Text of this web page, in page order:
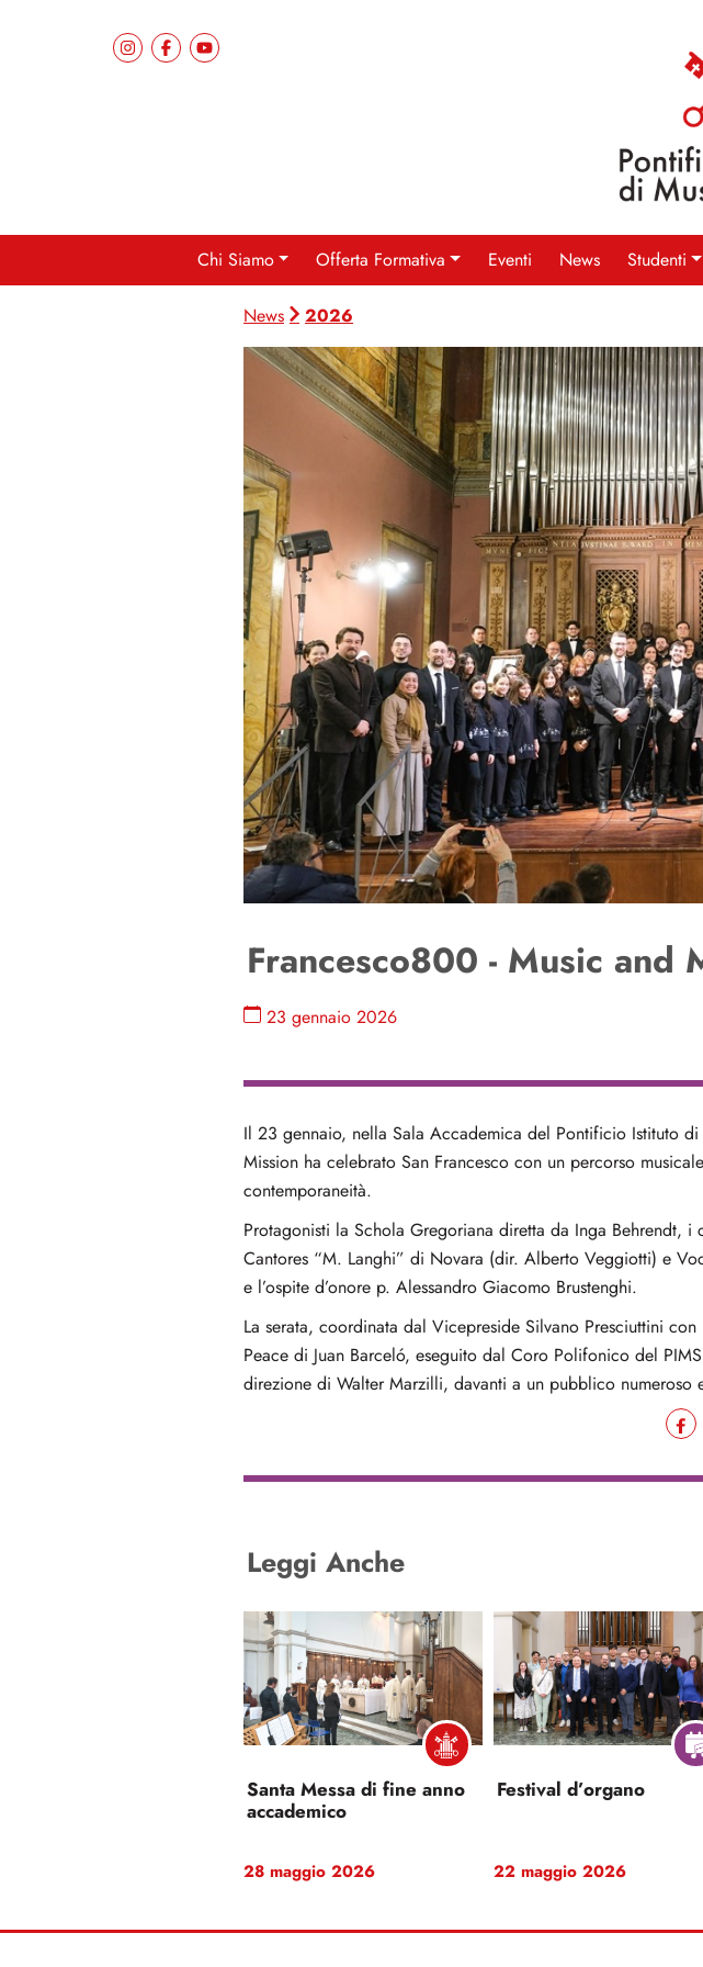
Chi Siamo Offerta Formativa Eventi News Studenti
News 2026
Francesco800 - Music and
23 gennaio 2026
Il 23 gennaio, nella Sala Accademica del Pontificio Istituto
Mission ha celebrato San Francesco con un percorso
contemporaneità.
Protagonisti la Schola Gregoriana diretta da Inga Behrendt,
Cantores “M. Langhi” di Novara (dir. Alberto Veggiotti) e
e l’ospite d’onore p. Alessandro Giacomo Brustenghi.
La serata, coordinata dal Vicepreside Silvano Presciuttini
Peace di Juan Barceló, eseguito dal Coro Polifonico del
direzione di Walter Marzilli, davanti a un pubblico numeroso
Leggi Anche
Santa Messa di fine anno
accademico
28 maggio 2026
Festival d’organo
22 maggio 2026